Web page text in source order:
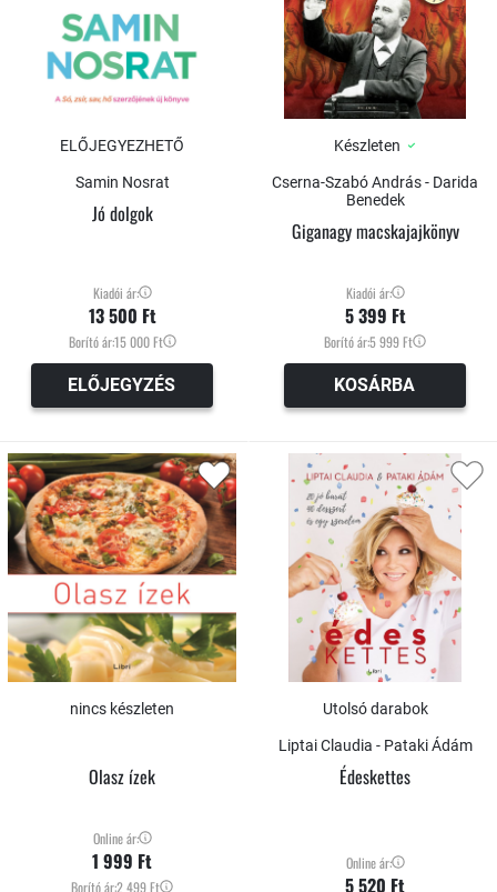
ELŐJEGYEZHETŐ
Samin Nosrat
Jó dolgok
Kiadói ár:
13 500 Ft
Borító ár:15 000 Ft
ELŐJEGYZÉS
Készleten
Cserna-Szabó András - Darida
Benedek
Giganagy macskajajkönyv
Kiadói ár:
5 399 Ft
Borító ár:5 999 Ft
KOSÁRBA
nincs készleten
Olasz ízek
Online ár:
1 999 Ft
Borító ár:2 499 Ft
Utolsó darabok
Liptai Claudia - Pataki Ádám
Édeskettes
Online ár:
5 520 Ft